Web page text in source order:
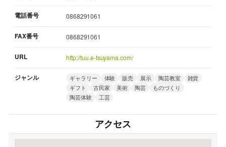
電話番号 0868291061
FAX番号 0868291061
URL http://fuu.e-tsuyama.com/
ジャンル ギャラリー 体験 販売 展示 陶芸教室
雑貨
ギフト
古民家 美術 陶芸
ものづくり
陶芸体験
工芸
アクセス